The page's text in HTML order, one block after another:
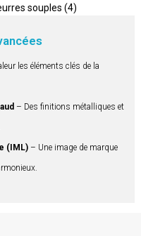
les éléments clés de la
– Des finitions métalliques et
(IML) – Une image de marque